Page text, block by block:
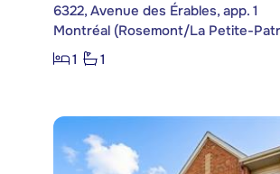
6322, Avenue des Érables, app. 1
Montréal (Rosemont/La Petite-
1
1